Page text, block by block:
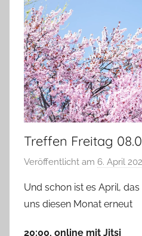
Treffen Freitag
Veröffentlicht am 6. April
Und schon ist es April,
uns diesen Monat erneut
20:00, online mit Jitsi